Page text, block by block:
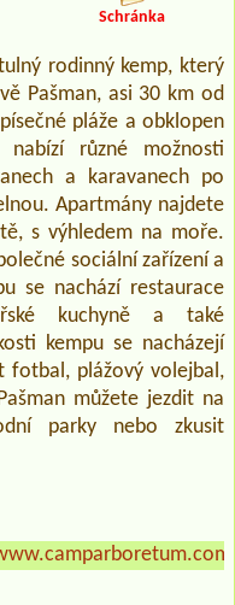
Schránka
rodinný kemp, který
Pašman, asi 30 km od
pláže a obklopen
nabízí různé možnosti
a karavanech po
Apartmány najdete
s výhledem na moře.
sociální zařízení a
se nachází restaurace
kuchyně a také
kempu se nacházejí
fotbal, plážový volejbal,
můžete jezdit na
parky nebo zkusit